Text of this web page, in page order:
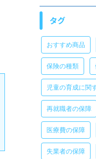
タグ
おすすめ商品
保険の種類
児童の育成に関
再就職者の保障
医療費の保障
失業者の保障